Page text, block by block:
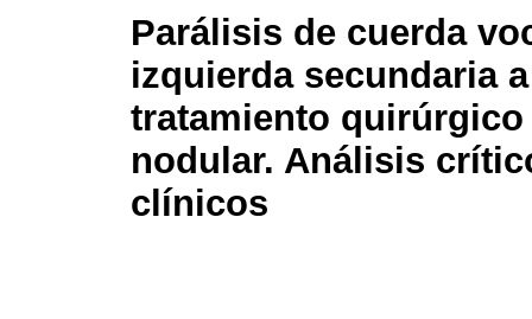
Parálisis de cuerda
izquierda secundaria a
tratamiento
nodular. Análisis
clínicos